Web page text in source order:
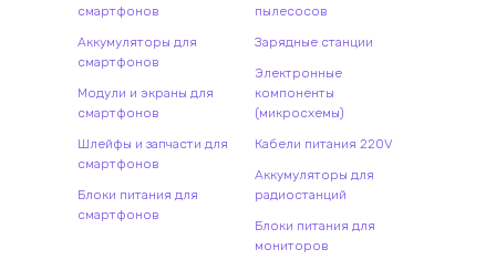
смартфонов
Аккумуляторы для
смартфонов
Модули и экраны для
смартфонов
Шлейфы и запчасти для
смартфонов
Блоки питания для
смартфонов
пылесосов
Зарядные станции
Электронные
компоненты
(микросхемы)
Кабели питания 220V
Аккумуляторы для
радиостанций
Блоки питания для
мониторов